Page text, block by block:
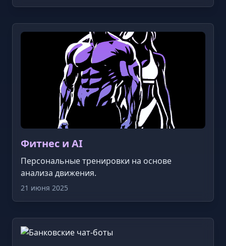
Фитнес и AI
Персональные тренировки на основе
анализа движения.
21 июня 2025